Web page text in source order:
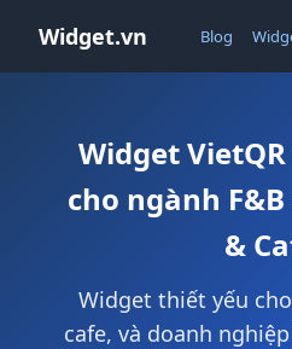
Widget.vn Blog
Widget
cho ngành
&
Widget thiết yếu
cafe, và doanh